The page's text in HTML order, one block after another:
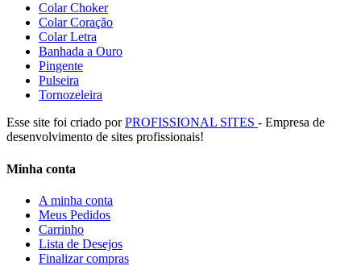
Colar Choker
Colar Coração
Colar Letra
Banhada a Ouro
Pingente
Pulseira
Tornozeleira
Esse site foi criado porPROFISSIONAL SITES - Empresa de
desenvolvimento de sites profissionais!
Minha conta
A minha conta
Meus Pedidos
Carrinho
Lista de Desejos
Finalizar compras